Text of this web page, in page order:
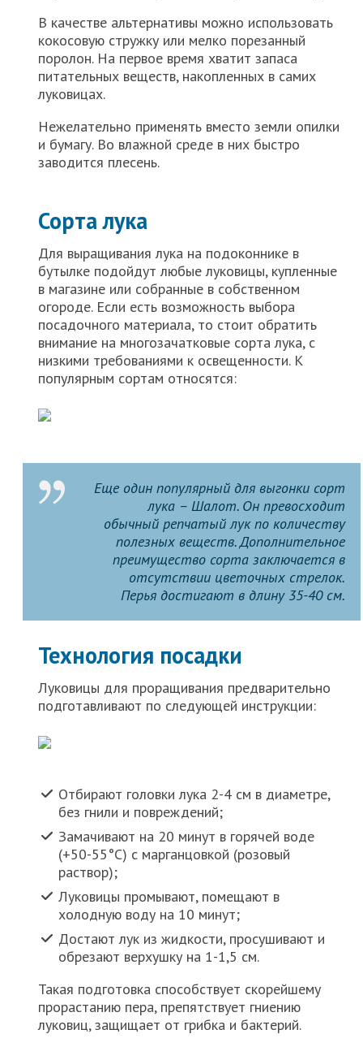
В качестве альтернативы можно использовать
кокосовую стружку или мелко порезанный
поролон. На первое время хватит запаса
питательных веществ, накопленных в самих
луковицах.
Нежелательно применять вместо земли опилки
и бумагу. Во влажной среде в них быстро
заводится плесень.
Сорта лука
Для выращивания лука на подоконнике в
бутылке подойдут любые луковицы, купленные
в магазине или собранные в собственном
огороде. Если есть возможность выбора
посадочного материала, то стоит обратить
внимание на многозачатковые сорта лука, с
низкими требованиями к освещенности. К
популярным сортам относятся:
Еще один популярный для выгонки сорт
лука – Шалот. Он превосходит
обычный репчатый лук по количеству
полезных веществ. Дополнительное
преимущество сорта заключается в
отсутствии цветочных стрелок.
Перья достигают в длину 35-40 см.
Технология посадки
Луковицы для проращивания предварительно
подготавливают по следующей инструкции:
Отбирают головки лука 2-4 см в диаметре,
без гнили и повреждений;
Замачивают на 20 минут в горячей воде
(+50-55°C) с марганцовкой (розовый
раствор);
Луковицы промывают, помещают в
холодную воду на 10 минут;
Достают лук из жидкости, просушивают и
обрезают верхушку на 1-1,5 см.
Такая подготовка способствует скорейшему
прорастанию пера, препятствует гниению
луковиц, защищает от грибка и бактерий.